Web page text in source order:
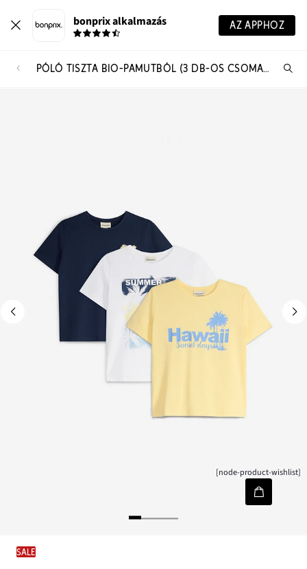
bonprix alkalmazás AZ APPHOZ
PÓLÓ TISZTA BIO-PAMUTBÓL (3 DB-OS CSOMAG)
[node-product-wishlist]
SALE